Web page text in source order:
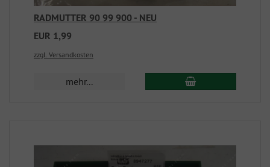
RADMUTTER 90 99 900 - NEU
EUR 1,99
zzgl. Versandkosten
mehr...